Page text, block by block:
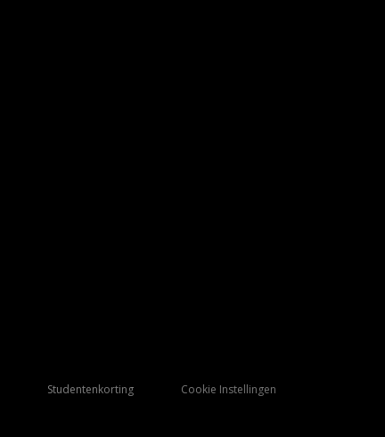
Studentenkorting Cookie Instellingen